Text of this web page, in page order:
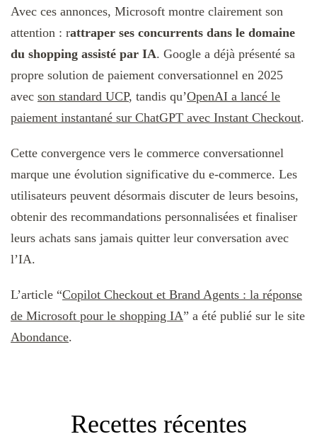
Avec ces annonces, Microsoft montre clairement son
attention : rattraper ses concurrents dans le domaine
du shopping assisté par IA. Google a déjà présenté sa
propre solution de paiement conversationnel en 2025
avec son standard UCP, tandis qu’OpenAI a lancé le
paiement instantané sur ChatGPT avec Instant Checkout.
Cette convergence vers le commerce conversationnel
marque une évolution significative du e-commerce. Les
utilisateurs peuvent désormais discuter de leurs besoins,
obtenir des recommandations personnalisées et finaliser
leurs achats sans jamais quitter leur conversation avec
l’IA.
L’article “Copilot Checkout et Brand Agents : la réponse
de Microsoft pour le shopping IA” a été publié sur le site
Abondance.
Recettes récentes